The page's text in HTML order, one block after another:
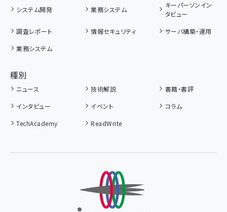
システム開発 業務システム
キーパーソンイン
タビュー
調査レポート
情報セキュリティ
サーバ構築・運用
業務システム
種別
ニュース 技術解説
書籍・書評
インタビュー
イベント
コラム
TechAcademy
ReadWrite